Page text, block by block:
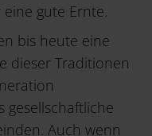
gute Ernte.
bis heute eine
dieser Traditionen
gesellschaftliche
Auch wenn